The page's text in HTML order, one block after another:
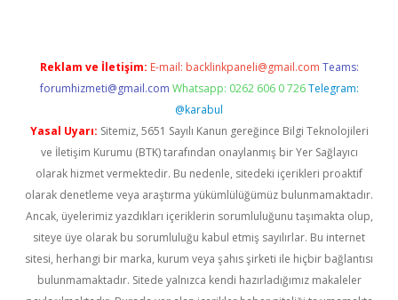
Reklam ve İletişim: E-mail: backlinkpaneli@gmail.com Teams:
forumhizmeti@gmail.com Whatsapp: 0262 606 0 726 Telegram:
@karabul
Yasal Uyarı: Sitemiz, 5651 Sayılı Kanun gereğince Bilgi Teknolojileri
ve İletişim Kurumu (BTK) tarafından onaylanmış bir Yer Sağlayıcı
olarak hizmet vermektedir. Bu nedenle, sitedeki içerikleri proaktif
olarak denetleme veya araştırma yükümlülüğümüz bulunmamaktadır.
Ancak, üyelerimiz yazdıkları içeriklerin sorumluluğunu taşımakta olup,
siteye üye olarak bu sorumluluğu kabul etmiş sayılırlar. Bu internet
sitesi, herhangi bir marka, kurum veya şahıs şirketi ile hiçbir bağlantısı
bulunmamaktadır. Sitede yalnızca kendi hazırladığımız makaleler